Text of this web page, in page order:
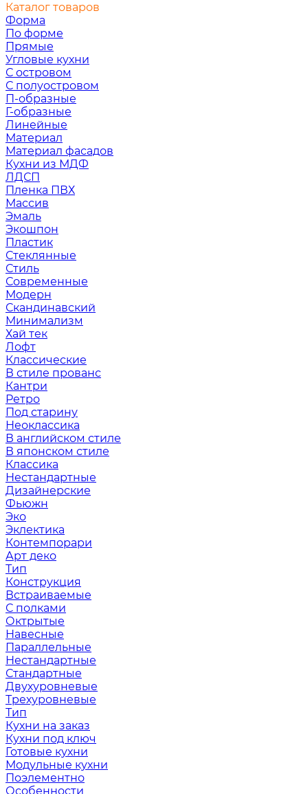
Каталог товаров
Форма
По форме
Прямые
Угловые кухни
С островом
С полуостровом
П-образные
Г-образные
Линейные
Материал
Материал фасадов
Кухни из МДФ
ЛДСП
Пленка ПВХ
Массив
Эмаль
Экошпон
Пластик
Стеклянные
Стиль
Современные
Модерн
Скандинавский
Минимализм
Хай тек
Лофт
Классические
В стиле прованс
Кантри
Ретро
Под старину
Неоклассика
В английском стиле
В японском стиле
Классика
Нестандартные
Дизайнерские
Фьюжн
Эко
Эклектика
Контемпорари
Арт деко
Тип
Конструкция
Встраиваемые
С полками
Октрытые
Навесные
Параллельные
Нестандартные
Стандартные
Двухуровневые
Трехуровневые
Тип
Кухни на заказ
Кухни под ключ
Готовые кухни
Модульные кухни
Поэлементно
Особенности